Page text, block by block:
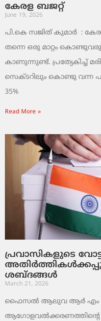
കേരള ബജറ്റ്
June 19, 2026
പി.കെ സജിത് കുമാര്‍ :
തന്നെ ഒരു മാറ്റം
കാണുന്നുണ്ട്. പ്രത്യേകിച്ച്
സെക്ടറിലും കൊണ്ടു വന്ന
35%
Read More »
പ്രവാസികളുടെ
ശബ്ദങ്ങൾ
March 21, 2026
ഫൈസൽ ആലുവ ആർ എം എ
ആഗോളവൽക്കരണത്തിന്റെ